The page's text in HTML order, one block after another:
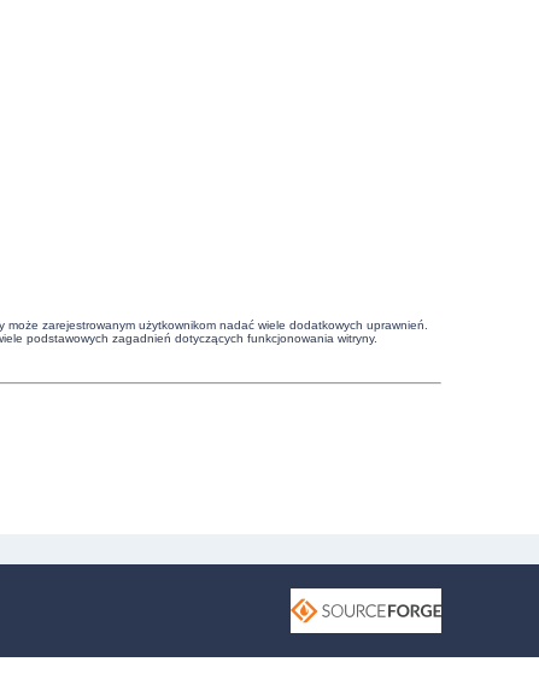
zarejestrowanym użytkownikom nadać wiele dodatkowych uprawnień.
podstawowych zagadnień dotyczących funkcjonowania witryny.